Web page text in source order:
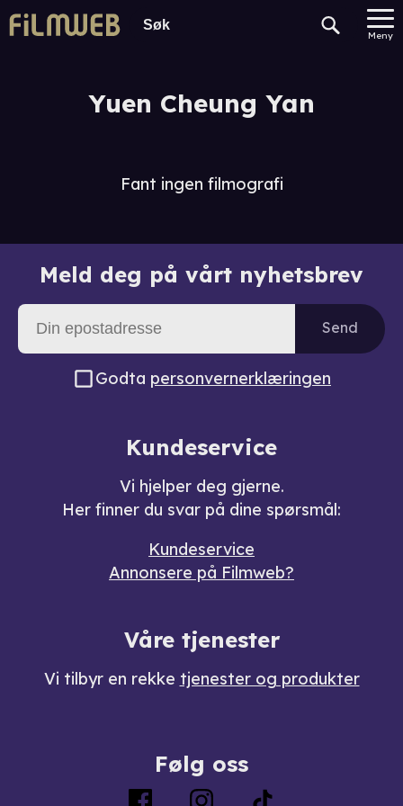
Meny
Yuen Cheung Yan
Fant ingen filmografi
Meld deg på vårt nyhetsbrev
Send
Godta personvernerklæringen
Kundeservice
Vi hjelper deg gjerne.
Her finner du svar på dine spørsmål:
Kundeservice
Annonsere på Filmweb?
Våre tjenester
Vi tilbyr en rekke tjenester og produkter
Følg oss